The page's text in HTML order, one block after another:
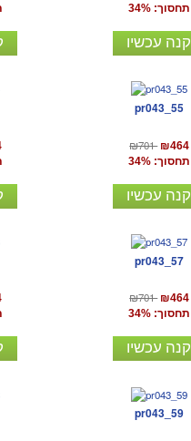
תחסוך: 34%
קנה עכשיו
pr043_55
₪701 ₪464
תחסוך: 34%
קנה עכשיו
pr043_57
₪701 ₪464
תחסוך: 34%
קנה עכשיו
pr043_59